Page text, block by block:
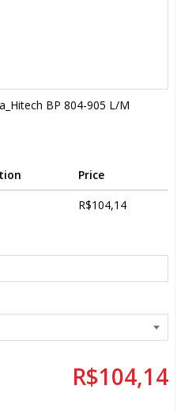
BP 804-905 L/M
Price
R$104,14
R$104,14